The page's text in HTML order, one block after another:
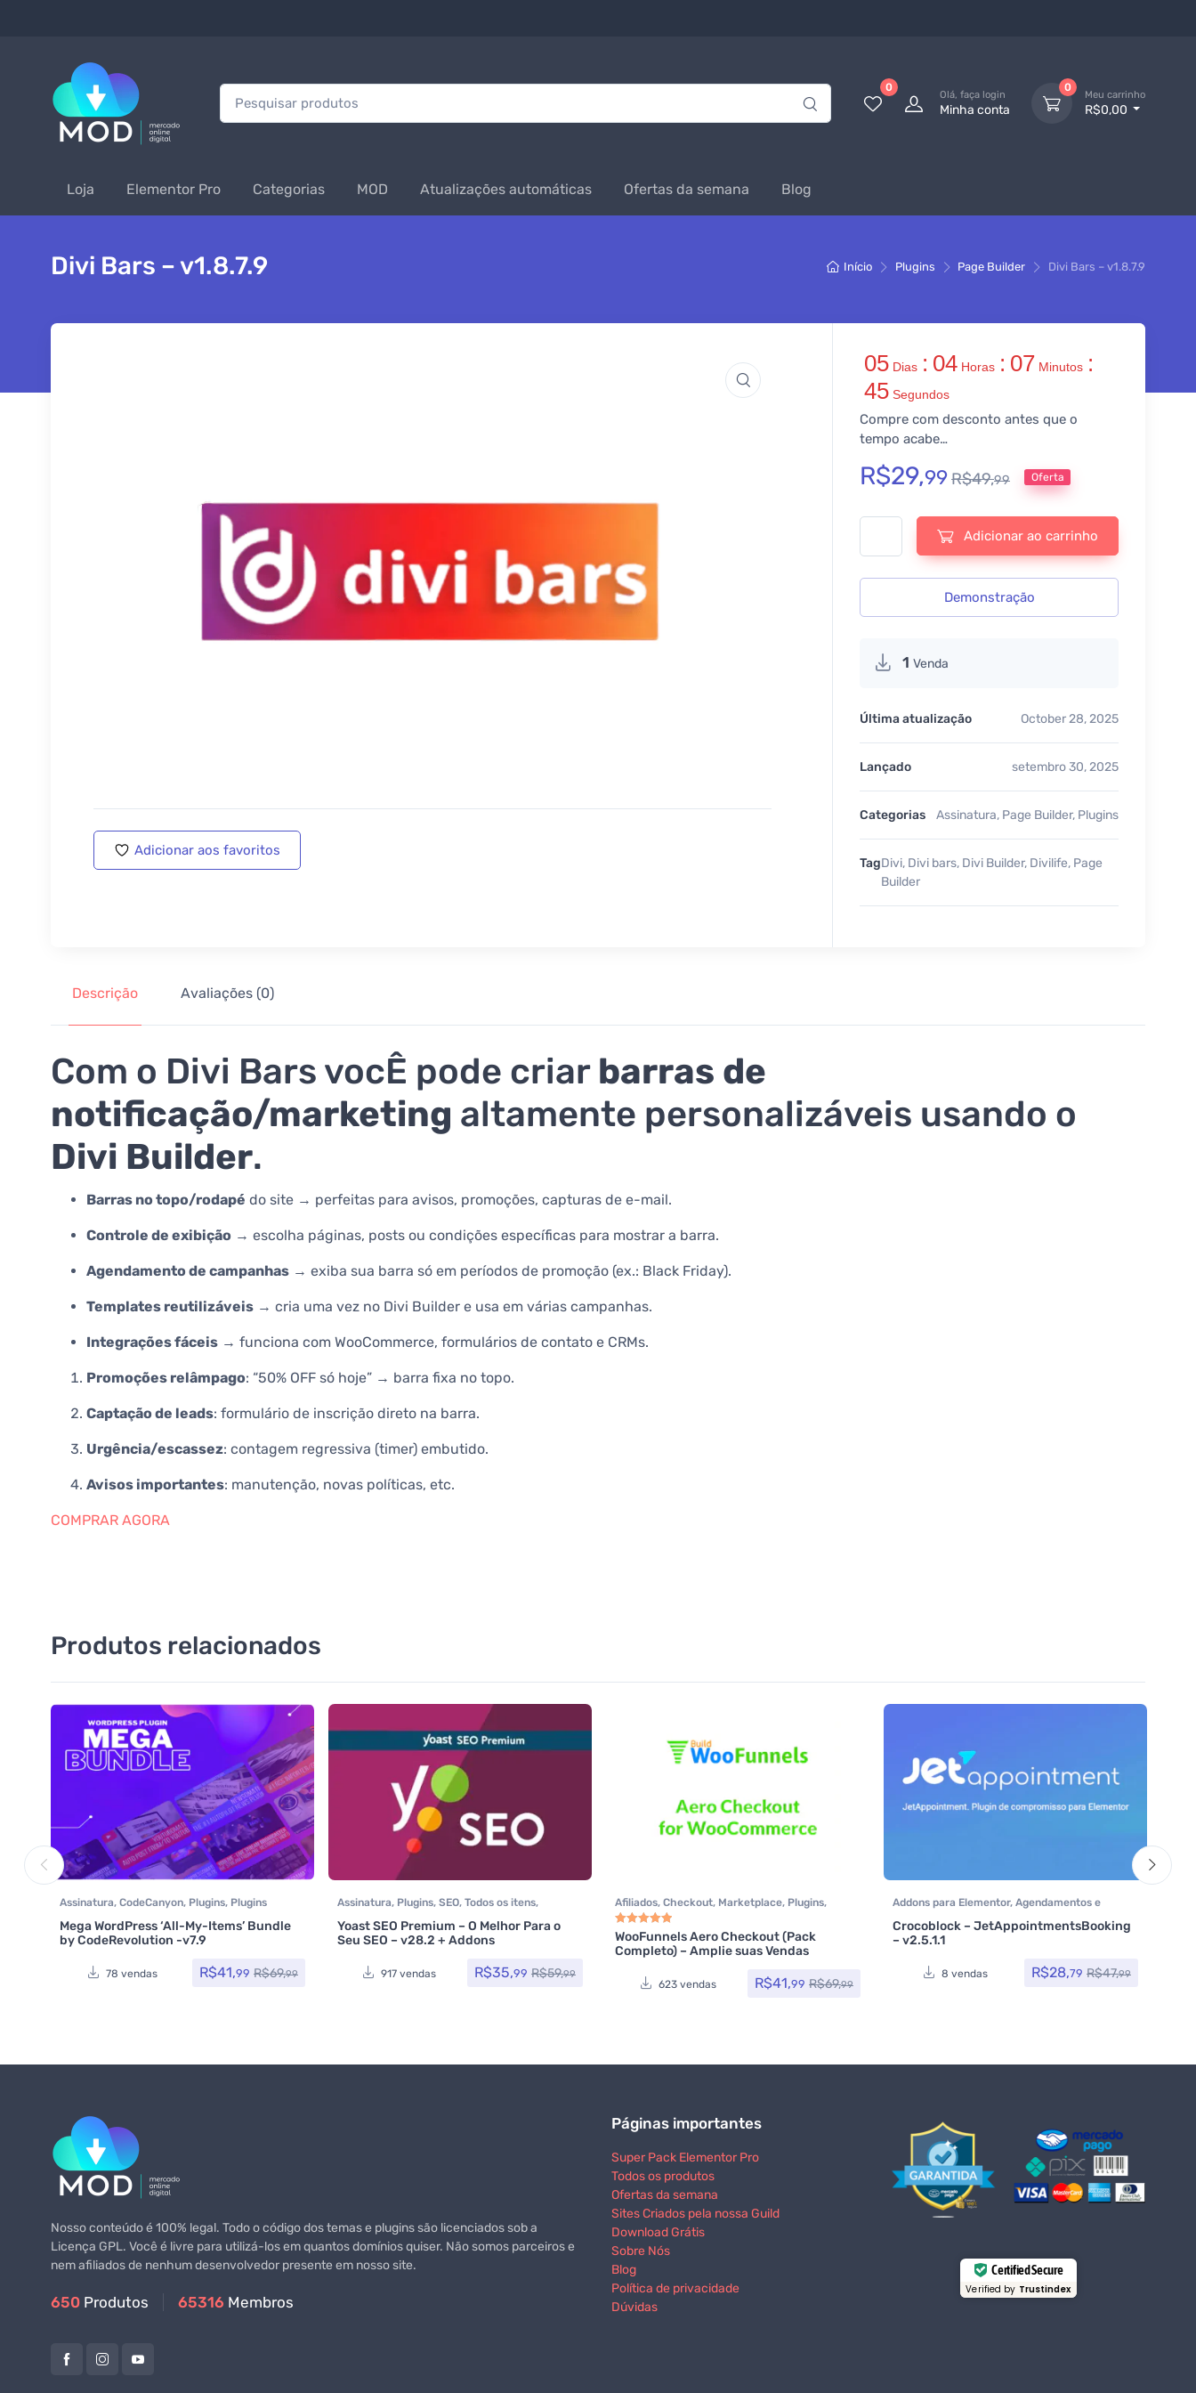
Procurar: 0
Olá, faça login
Minha conta
0
Meu carrinho
R$0,00
Loja Elementor Pro Categorias MOD Atualizações automáticas Ofertas da semana Blog
Início Plugins Page Builder Divi Bars – v1.8.7.9
Divi Bars – v1.8.7.9
Adicionar aos favoritos
05 Dias : 04 Horas : 07 Minutos :
44 Segundos
Compre com desconto antes que o
tempo acabe…
R$29,99R$49,99 Oferta
Divi Bars - v1.8.7.9 quantidade
Adicionar ao carrinho
Demonstração
1 Venda
Última atualização October 28, 2025
Lançado setembro 30, 2025
Categorias Assinatura, Page Builder, Plugins
TagDivi, Divi bars, Divi Builder, Divilife, Page
Builder
Descrição Avaliações (0)
Com o Divi Bars vocÊ pode criar barras de
notificação/marketing altamente personalizáveis usando o
Divi Builder.
Barras no topo/rodapé do site → perfeitas para avisos, promoções, capturas de e-mail.
Controle de exibição → escolha páginas, posts ou condições específicas para mostrar a barra.
Agendamento de campanhas → exiba sua barra só em períodos de promoção (ex.: Black Friday).
Templates reutilizáveis → cria uma vez no Divi Builder e usa em várias campanhas.
Integrações fáceis → funciona com WooCommerce, formulários de contato e CRMs.
Promoções relâmpago: “50% OFF só hoje” → barra fixa no topo.
Captação de leads: formulário de inscrição direto na barra.
Urgência/escassez: contagem regressiva (timer) embutido.
Avisos importantes: manutenção, novas políticas, etc.
COMPRAR AGORA
Produtos relacionados
Assinatura, CodeCanyon, Plugins, Plugins
Wocoomerce, Social Media Plugins
Woocommerce
Mega WordPress ‘All-My-Items’ Bundle
by CodeRevolution -v7.9
78 vendas R$41,99 R$69,99
Assinatura, Plugins, SEO, Todos os itens,
Woocommerce
Yoast SEO
Yoast SEO Premium – O Melhor Para o
Seu SEO – v28.2 + Addons
917 vendas R$35,99 R$59,99
Afiliados, Checkout, Marketplace, Plugins,
Plugins Wocoomerce
Avaliação5.00 de 5
WooFunnels Aero Checkout (Pack
Completo) – Amplie suas Vendas
623 vendas R$41,99 R$69,99
Addons para Elementor, Agendamentos e
Reservas
Assinatura Crocoblock Crocoblock
Elementor Pro
Plugins Todos os itens
Crocoblock – JetAppointmentsBooking
– v2.5.1.1
8 vendas R$28,79 R$47,99
Nosso conteúdo é 100% legal. Todo o código dos temas e plugins são licenciados sob a
Licença GPL. Você é livre para utilizá-los em quantos domínios quiser. Não somos parceiros e
nem afiliados de nenhum desenvolvedor presente em nosso site.
650 Produtos 65316 Membros
Páginas importantes
Super Pack Elementor Pro
Todos os produtos
Ofertas da semana
Sites Criados pela nossa Guild
Download Grátis
Sobre Nós
Blog
Política de privacidade
Dúvidas
Certified Secure
Verified by Trustindex